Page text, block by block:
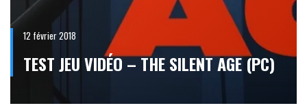
12 février 2018
TEST JEU VIDÉO – THE SILENT AGE (PC)